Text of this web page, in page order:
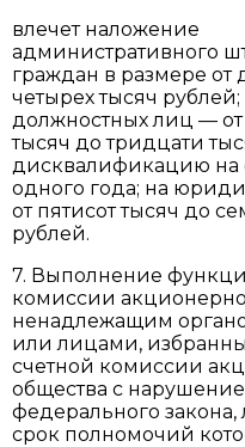
влечет наложение
административного
граждан в размере от
четырех тысяч рублей;
должностных лиц —
тысяч до тридцати
дисквалификацию на
одного года; на
от пятисот тысяч до
рублей.
7. Выполнение
комиссии
ненадлежащим
или лицами,
счетной комиссии
общества с
федерального
срок полномочий